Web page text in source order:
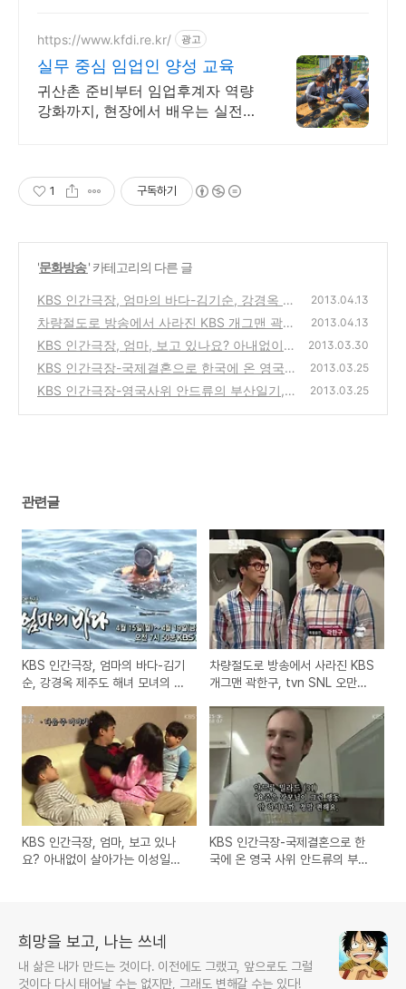
https://www.kfdi.re.kr/ 광고
실무 중심 임업인 양성 교육
귀산촌 준비부터 임업후계자 역량
강화까지, 현장에서 배우는 실전
1 구독하기
'문화방송' 카테고리의 다른 글
KBS 인간극장, 엄마의 바다-김기순, 강경옥 제
주도 해녀 모녀의 살아가는 이야기
(2)
2013.04.13
차량절도로 방송에서 사라진 KBS 개그맨 곽한
구, tvn SNL 오만석편에 깜짝 출연
(2)
2013.04.13
KBS 인간극장, 엄마, 보고 있나요? 아내없이
살아가는 이성일씨 가족의 이야기
(3)
2013.03.30
KBS 인간극장-국제결혼으로 한국에 온 영국
사위 안드류의 부산일기, 그 후-장모님과의 관
2013.03.25
KBS 인간극장-영국사위 안드류의 부산일기,
2013.03.25
관련글
KBS 인간극장, 엄마의 바다-김기
순, 강경옥 제주도 해녀 모녀의 살
차량절도로 방송에서 사라진 KBS
개그맨 곽한구, tvn SNL 오만석
KBS 인간극장, 엄마, 보고 있나
요? 아내없이 살아가는 이성일씨
KBS 인간극장-국제결혼으로 한
국에 온 영국 사위 안드류의 부산
희망을 보고, 나는 쓰네
내 삶은 내가 만드는 것이다. 이전에도 그랬고, 앞으로도 그럴
것이다 다시 태어날 수는 없지만, 그래도 변해갈 수는 있다!